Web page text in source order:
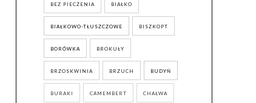
BEZ PIECZENIA BIAŁKO
BIAŁKOWO-TŁUSZCZOWE BISZKOPT
BORÓWKA BROKUŁY
BRZOSKWINIA BRZUCH BUDYŃ
BURAKI CAMEMBERT CHAŁWA